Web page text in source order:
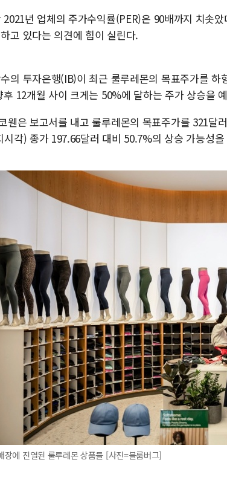
2021년 업체의 주가수익률(PER)은 90배까지 치솟
고 있다는 의견에 힘이 실린다.
의 투자은행(IB)이 최근 룰루레몬의 목표주가를
후 12개월 사이 크게는 50%에 달하는 주가 상승을
웬은 보고서를 내고 룰루레몬의 목표주가를 321달
시각) 종가 197.66달러 대비 50.7%의 상승 가능성
장에 진열된 룰루레몬 상품들 [사진=블룸버그]